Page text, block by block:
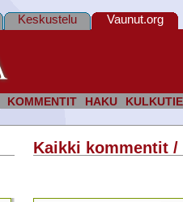
KOMMENTIT HAKU
Keskustelu Vaunut.org
Kaikki kommentit /